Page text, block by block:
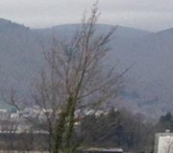
Stromliefervertrag